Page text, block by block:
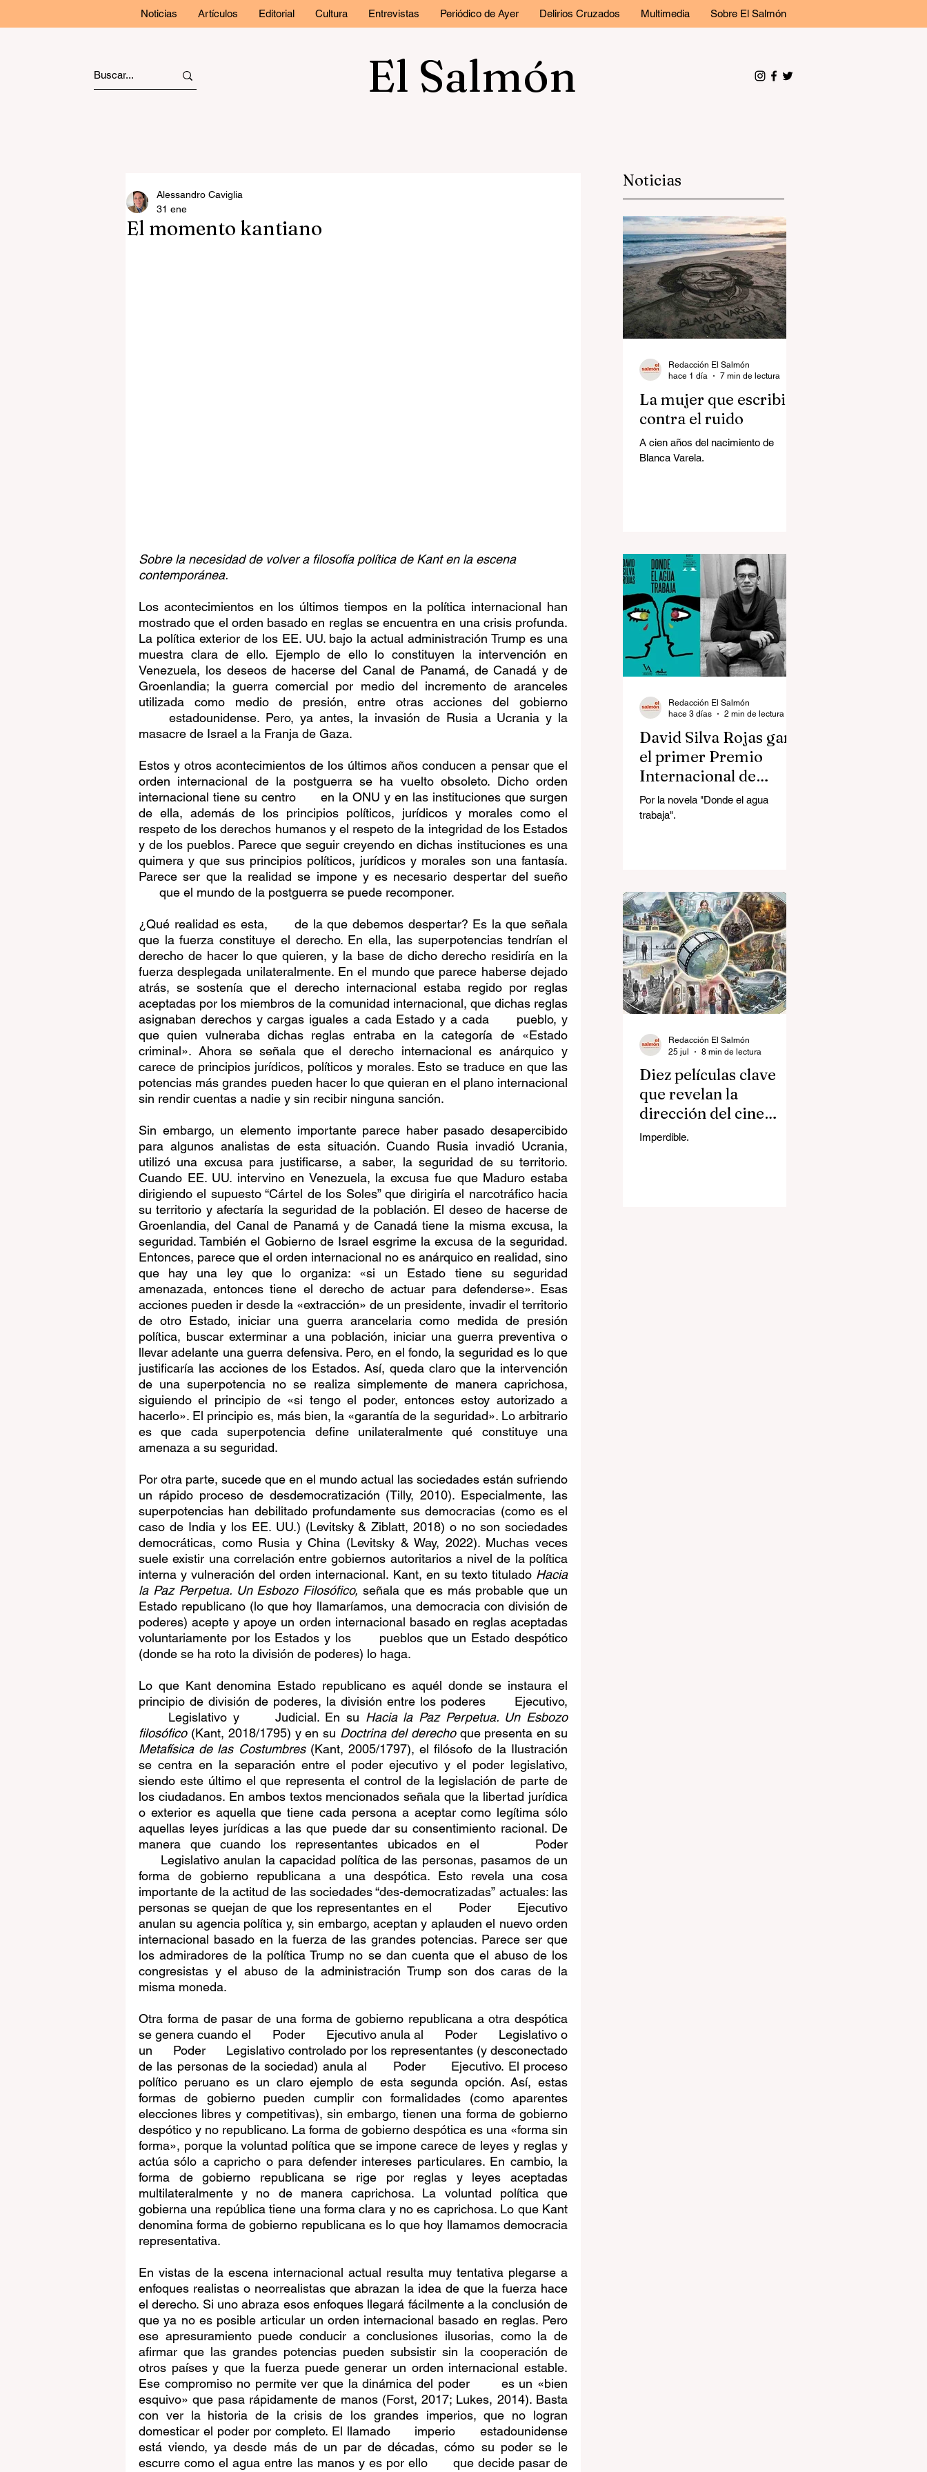
Noticias Artículos Editorial Cultura Entrevistas Periódico de Ayer Delirios Cruzados Multimedia Sobre El Salmón
El Salmón
El momento kantiano
Alessandro Caviglia
31 ene
Sobre la necesidad de volver a filosofía política de Kant en la escena
contemporánea.
Los acontecimientos en los últimos tiempos en la política internacional han
mostrado que el orden basado en reglas se encuentra en una crisis profunda.
La política exterior de los EE. UU. bajo la actual administración Trump es una
muestra clara de ello. Ejemplo de ello lo constituyen la intervención en
Venezuela, los deseos de hacerse del Canal de Panamá, de Canadá y de
Groenlandia; la guerra comercial por medio del incremento de aranceles
utilizada como medio de presión, entre otras acciones del gobierno
estadounidense. Pero, ya antes, la invasión de Rusia a Ucrania y la
masacre de Israel a la Franja de Gaza.
Estos y otros acontecimientos de los últimos años conducen a pensar que el
orden internacional de la postguerra se ha vuelto obsoleto. Dicho orden
internacional tiene su centro      en la ONU y en las instituciones que surgen
de ella, además de los principios políticos, jurídicos y morales como el
respeto de los derechos humanos y el respeto de la integridad de los Estados
y de los pueblos. Parece que seguir creyendo en dichas instituciones es una
quimera y que sus principios políticos, jurídicos y morales son una fantasía.
Parece ser que la realidad se impone y es necesario despertar del sueño
que el mundo de la postguerra se puede recomponer.
¿Qué realidad es esta,      de la que debemos despertar? Es la que señala
que la fuerza constituye el derecho. En ella, las superpotencias tendrían el
derecho de hacer lo que quieren, y la base de dicho derecho residiría en la
fuerza desplegada unilateralmente. En el mundo que parece haberse dejado
atrás, se sostenía que el derecho internacional estaba regido por reglas
aceptadas por los miembros de la comunidad internacional, que dichas reglas
asignaban derechos y cargas iguales a cada Estado y a cada      pueblo, y
que quien vulneraba dichas reglas entraba en la categoría de «Estado
criminal». Ahora se señala que el derecho internacional es anárquico y
carece de principios jurídicos, políticos y morales. Esto se traduce en que las
potencias más grandes pueden hacer lo que quieran en el plano internacional
sin rendir cuentas a nadie y sin recibir ninguna sanción.
Sin embargo, un elemento importante parece haber pasado desapercibido
para algunos analistas de esta situación. Cuando Rusia invadió Ucrania,
utilizó una excusa para justificarse, a saber, la seguridad de su territorio.
Cuando EE. UU. intervino en Venezuela, la excusa fue que Maduro estaba
dirigiendo el supuesto “Cártel de los Soles” que dirigiría el narcotráfico hacia
su territorio y afectaría la seguridad de la población. El deseo de hacerse de
Groenlandia, del Canal de Panamá y de Canadá tiene la misma excusa, la
seguridad. También el Gobierno de Israel esgrime la excusa de la seguridad.
Entonces, parece que el orden internacional no es anárquico en realidad, sino
que hay una ley que lo organiza: «si un Estado tiene su seguridad
amenazada, entonces tiene el derecho de actuar para defenderse». Esas
acciones pueden ir desde la «extracción» de un presidente, invadir el territorio
de otro Estado, iniciar una guerra arancelaria como medida de presión
política, buscar exterminar a una población, iniciar una guerra preventiva o
llevar adelante una guerra defensiva. Pero, en el fondo, la seguridad es lo que
justificaría las acciones de los Estados. Así, queda claro que la intervención
de una superpotencia no se realiza simplemente de manera caprichosa,
siguiendo el principio de «si tengo el poder, entonces estoy autorizado a
hacerlo». El principio es, más bien, la «garantía de la seguridad». Lo arbitrario
es que cada superpotencia define unilateralmente qué constituye una
amenaza a su seguridad.
Por otra parte, sucede que en el mundo actual las sociedades están sufriendo
un rápido proceso de desdemocratización (Tilly, 2010). Especialmente, las
superpotencias han debilitado profundamente sus democracias (como es el
caso de India y los EE. UU.) (Levitsky & Ziblatt, 2018) o no son sociedades
democráticas, como Rusia y China (Levitsky & Way, 2022). Muchas veces
suele existir una correlación entre gobiernos autoritarios a nivel de la política
interna y vulneración del orden internacional. Kant, en su texto titulado Hacia
la Paz Perpetua. Un Esbozo Filosófico, señala que es más probable que un
Estado republicano (lo que hoy llamaríamos, una democracia con división de
poderes) acepte y apoye un orden internacional basado en reglas aceptadas
voluntariamente por los Estados y los      pueblos que un Estado despótico
(donde se ha roto la división de poderes) lo haga.
Lo que Kant denomina Estado republicano es aquél donde se instaura el
principio de división de poderes, la división entre los poderes      Ejecutivo,
Legislativo y      Judicial. En su Hacia la Paz Perpetua. Un Esbozo
filosófico (Kant, 2018/1795) y en su Doctrina del derecho
Metafísica de las Costumbres (Kant, 2005/1797), el filósofo de la Ilustración
se centra en la separación entre el poder ejecutivo y el poder legislativo,
siendo este último el que representa el control de la legislación de parte de
los ciudadanos. En ambos textos mencionados señala que la libertad jurídica
o exterior es aquella que tiene cada persona a aceptar como legítima sólo
aquellas leyes jurídicas a las que puede dar su consentimiento racional. De
manera que cuando los representantes ubicados en el      Poder
Legislativo anulan la capacidad política de las personas, pasamos de un
forma de gobierno republicana a una despótica. Esto revela una cosa
importante de la actitud de las sociedades “des-democratizadas” actuales: las
personas se quejan de que los representantes en el      Poder      Ejecutivo
anulan su agencia política y, sin embargo, aceptan y aplauden el nuevo orden
internacional basado en la fuerza de las grandes potencias. Parece ser que
los admiradores de la política Trump no se dan cuenta que el abuso de los
congresistas y el abuso de la administración Trump son dos caras de la
misma moneda.
Otra forma de pasar de una forma de gobierno republicana a otra despótica
se genera cuando el      Poder      Ejecutivo anula al      Poder      Legislativo o
un      Poder      Legislativo controlado por los representantes (y desconectado
de las personas de la sociedad) anula al      Poder      Ejecutivo. El proceso
político peruano es un claro ejemplo de esta segunda opción. Así, estas
formas de gobierno pueden cumplir con formalidades (como aparentes
elecciones libres y competitivas), sin embargo, tienen una forma de gobierno
despótico y no republicano. La forma de gobierno despótica es una «forma sin
forma», porque la voluntad política que se impone carece de leyes y reglas y
actúa sólo a capricho o para defender intereses particulares. En cambio, la
forma de gobierno republicana se rige por reglas y leyes aceptadas
multilateralmente y no de manera caprichosa. La voluntad política que
gobierna una república tiene una forma clara y no es caprichosa. Lo que Kant
denomina forma de gobierno republicana es lo que hoy llamamos democracia
representativa.
En vistas de la escena internacional actual resulta muy tentativa plegarse a
enfoques realistas o neorrealistas que abrazan la idea de que la fuerza hace
el derecho. Si uno abraza esos enfoques llegará fácilmente a la conclusión de
que ya no es posible articular un orden internacional basado en reglas. Pero
ese apresuramiento puede conducir a conclusiones ilusorias, como la de
afirmar que las grandes potencias pueden subsistir sin la cooperación de
otros países y que la fuerza puede generar un orden internacional estable.
Ese compromiso no permite ver que la dinámica del poder       es un «bien
esquivo» que pasa rápidamente de manos (Forst, 2017; Lukes, 2014). Basta
con ver la historia de la crisis de los grandes imperios, que no logran
domesticar el poder por completo. El llamado      imperio      estadounidense
está viendo, ya desde más de un par de décadas, cómo su poder se le
escurre como el agua entre las manos y es por ello      que decide pasar de
Noticias
La mujer que escribió
contra el ruido
A cien años del nacimiento de
Blanca Varela.
Redacción El Salmón
hace 1 día
7 min de lectura
David Silva Rojas ganó
el primer Premio
Internacional de
Novela Breve Almadía
Ventosa-Arrufat
Por la novela "Donde el agua
trabaja".
Redacción El Salmón
hace 3 días
2 min de lectura
Diez películas clave
que revelan la
dirección del cine
contemporáneo
Imperdible.
Redacción El Salmón
25 jul
8 min de lectura